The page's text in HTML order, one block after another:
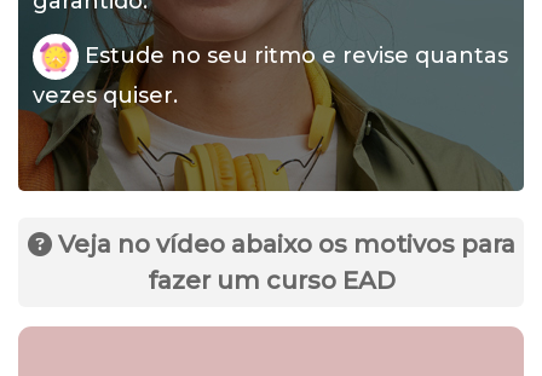
Estude no seu ritmo e revise quantas
vezes quiser.
Veja no vídeo abaixo os motivos para
fazer um curso EAD